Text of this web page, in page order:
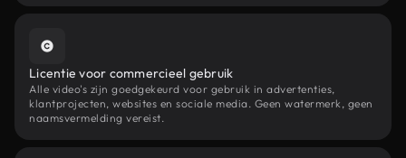
Licentie voor commercieel gebruik
Alle video's zijn goedgekeurd voor gebruik in advertenties,
klantprojecten, websites en sociale media. Geen watermerk, geen
naamsvermelding vereist.